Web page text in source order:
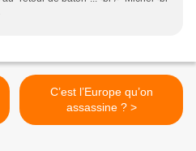
C’est l’Europe qu’on
assassine ? >